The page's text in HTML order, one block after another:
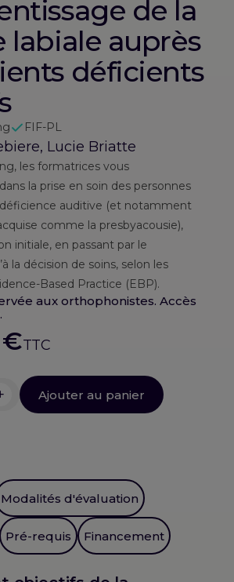
de la
labiale auprès
déficients
FIF-PL
Lucie Briatte
les formatrices vous
la prise en soin des personnes
auditive (et notamment
comme la presbyacousie),
initiale, en passant par le
la décision de soins, selon les
Based Practice (EBP).
aux orthophonistes. Accès
€TTC
Ajouter au panier
Modalités d'évaluation
Pré-requis Financement